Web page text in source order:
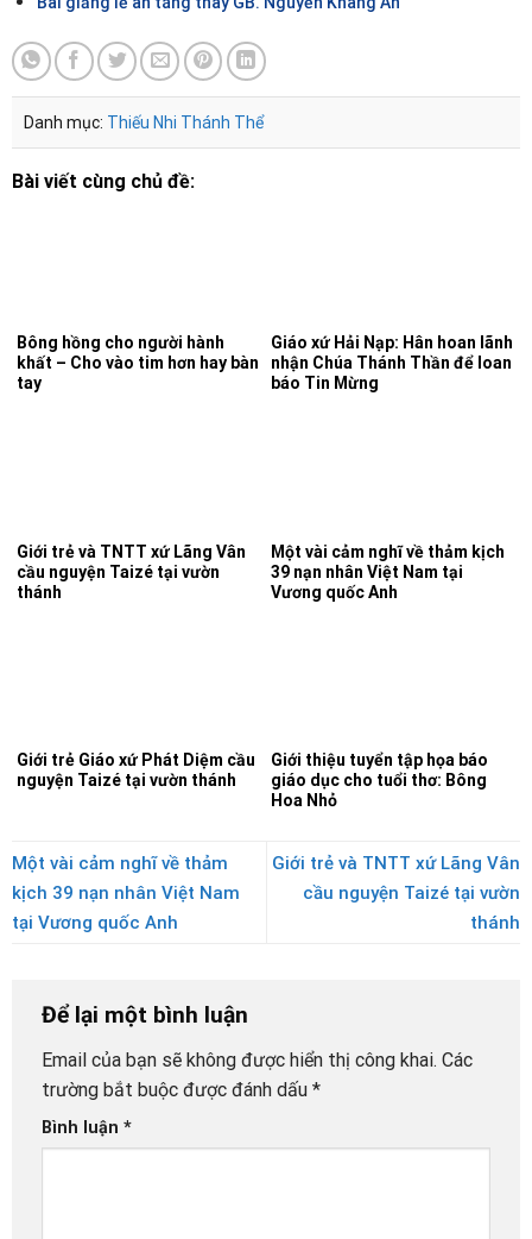
Danh mục: Thiếu Nhi Thánh Thể
Bài viết cùng chủ đề:
Bông hồng cho người hành
khất – Cho vào tim hơn hay bàn
tay
Giáo xứ Hải Nạp: Hân hoan lãnh
nhận Chúa Thánh Thần để loan
báo Tin Mừng
Giới trẻ và TNTT xứ Lãng Vân
cầu nguyện Taizé tại vườn
thánh
Một vài cảm nghĩ về thảm kịch
39 nạn nhân Việt Nam tại
Vương quốc Anh
Giới trẻ Giáo xứ Phát Diệm cầu
nguyện Taizé tại vườn thánh
Giới thiệu tuyển tập họa báo
giáo dục cho tuổi thơ: Bông
Hoa Nhỏ
Một vài cảm nghĩ về thảm
kịch 39 nạn nhân Việt Nam
tại Vương quốc Anh
Giới trẻ và TNTT xứ Lãng Vân
cầu nguyện Taizé tại vườn
thánh
Để lại một bình luận
Email của bạn sẽ không được hiển thị công khai. Các
trường bắt buộc được đánh dấu *
Bình luận *